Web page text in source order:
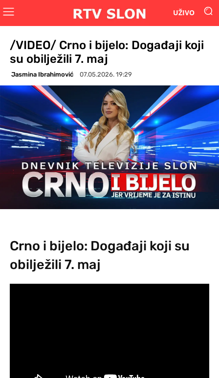
UŽIVO
/VIDEO/ Crno i bijelo: Događaji koji
su obilježili 7. maj
Jasmina Ibrahimović 07.05.2026. 19:29
Crno i bijelo: Događaji koji su
obilježili 7. maj